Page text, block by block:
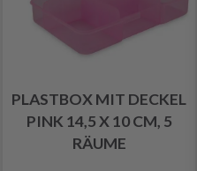
PLASTBOX MIT DECKEL
PINK 14,5 X 10 CM, 5
RÄUME